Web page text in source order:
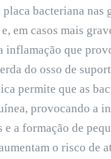
bacteriana nas
em casos mais
inflamação que
do osso de
permite que as
provocando a
e a formação de
o risco de